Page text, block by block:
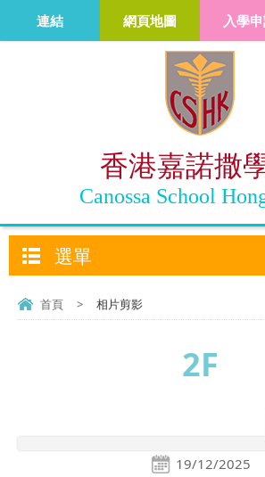
香港嘉諾撒
Canossa School
連結 網頁地圖 入學
選單
首頁 > 相片剪影
2F
19/12/2025